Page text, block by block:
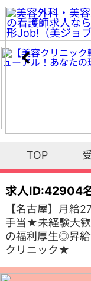
TOP
求人ID:42904
【名古屋】月給
手当★未経験大
の福利厚生◎昇
クリニック★